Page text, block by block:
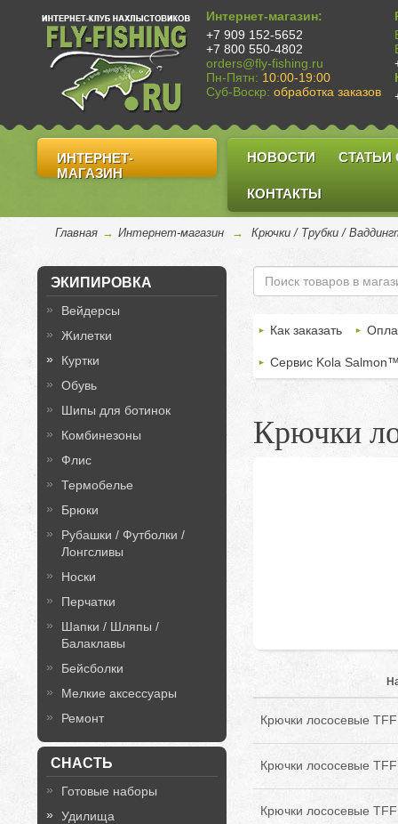
Интернет-магазин:
+7 909 152-5652
+7 800 550-4802
orders@fly-fishing.ru
Пн-Пятн: 10:00-19:00
Суб-Воскр: обработка заказов
ИНТЕРНЕТ-
МАГАЗИН
НОВОСТИ СТАТЬИ
КОНТАКТЫ
Главная → Интернет-магазин → Крючки / Трубки /
ЭКИПИРОВКА
Вейдерсы
Жилетки
Куртки
Обувь
Шипы для ботинок
Комбинезоны
Флис
Термобелье
Брюки
Рубашки / Футболки /
Лонгсливы
Носки
Перчатки
Шапки / Шляпы /
Балаклавы
Бейсболки
Мелкие аксессуары
Ремонт
СНАСТЬ
Готовые наборы
Удилища
Как заказать
Сервис Kola
Крючки
Крючки лососевые
Крючки лососевые
Крючки лососевые